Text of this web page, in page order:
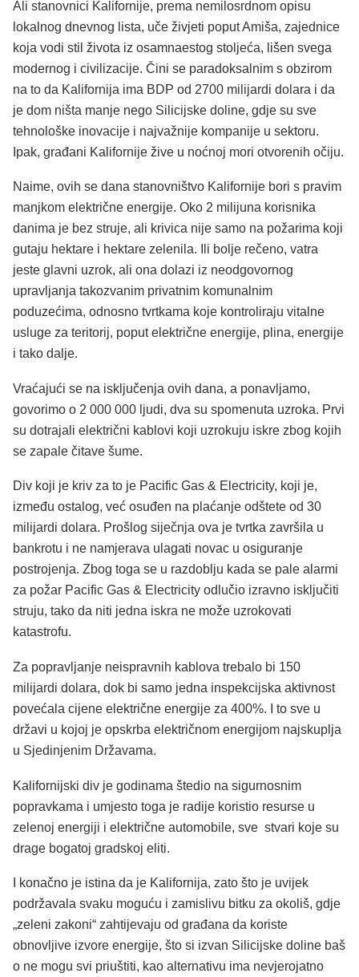
Ali stanovnici Kalifornije, prema nemilosrdnom opisu
lokalnog dnevnog lista, uče živjeti poput Amiša, zajednice
koja vodi stil života iz osamnaestog stoljeća, lišen svega
modernog i civilizacije. Čini se paradoksalnim s obzirom
na to da Kalifornija ima BDP od 2700 milijardi dolara i da
je dom ništa manje nego Silicijske doline, gdje su sve
tehnološke inovacije i najvažnije kompanije u sektoru.
Ipak, građani Kalifornije žive u noćnoj mori otvorenih očiju.
Naime, ovih se dana stanovništvo Kalifornije bori s pravim
manjkom električne energije. Oko 2 milijuna korisnika
danima je bez struje, ali krivica nije samo na požarima koji
gutaju hektare i hektare zelenila. Ili bolje rečeno, vatra
jeste glavni uzrok, ali ona dolazi iz neodgovornog
upravljanja takozvanim privatnim komunalnim
poduzećima, odnosno tvrtkama koje kontroliraju vitalne
usluge za teritorij, poput električne energije, plina, energije
i tako dalje.
Vraćajući se na isključenja ovih dana, a ponavljamo,
govorimo o 2 000 000 ljudi, dva su spomenuta uzroka. Prvi
su dotrajali električni kablovi koji uzrokuju iskre zbog kojih
se zapale čitave šume.
Div koji je kriv za to je Pacific Gas & Electricity, koji je,
između ostalog, već osuđen na plaćanje odštete od 30
milijardi dolara. Prošlog siječnja ova je tvrtka završila u
bankrotu i ne namjerava ulagati novac u osiguranje
postrojenja. Zbog toga se u razdoblju kada se pale alarmi
za požar Pacific Gas & Electricity odlučio izravno isključiti
struju, tako da niti jedna iskra ne može uzrokovati
katastrofu.
Za popravljanje neispravnih kablova trebalo bi 150
milijardi dolara, dok bi samo jedna inspekcijska aktivnost
povećala cijene električne energije za 400%. I to sve u
državi u kojoj je opskrba električnom energijom najskuplja
u Sjedinjenim Državama.
Kalifornijski div je godinama štedio na sigurnosnim
popravkama i umjesto toga je radije koristio resurse u
zelenoj energiji i električne automobile, sve stvari koje su
drage bogatoj gradskoj eliti.
I konačno je istina da je Kalifornija, zato što je uvijek
podržavala svaku moguću i zamislivu bitku za okoliš, gdje
„zeleni zakoni“ zahtijevaju od građana da koriste
obnovljive izvore energije, što si izvan Silicijske doline baš
o ne mogu svi priuštiti, kao alternativu ima nevjerojatno